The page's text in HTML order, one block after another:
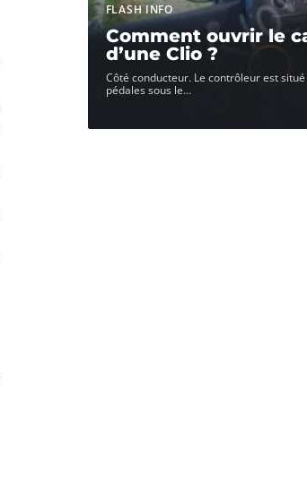
FLASH INFO
Comment ouvrir le
d’une Clio ?
Côté conducteur. Le contrôleur est
pédales sous le…